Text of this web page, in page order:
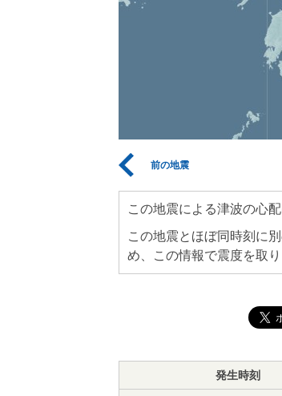
前の地震
この地震による津波の心配
この地震とほぼ同時刻に
め、この情報で震度を取
発生時刻